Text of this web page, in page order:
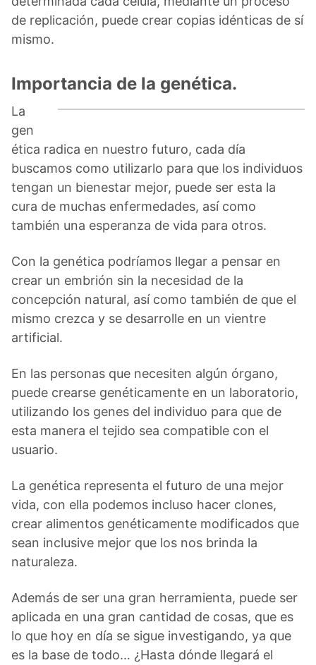
de replicación, puede crear copias idénticas de sí
mismo.
Importancia de la genética.
La
gen
ética radica en nuestro futuro, cada día
buscamos como utilizarlo para que los individuos
tengan un bienestar mejor, puede ser esta la
cura de muchas enfermedades, así como
también una esperanza de vida para otros.
Con la genética podríamos llegar a pensar en
crear un embrión sin la necesidad de la
concepción natural, así como también de que el
mismo crezca y se desarrolle en un vientre
artificial.
En las personas que necesiten algún órgano,
puede crearse genéticamente en un laboratorio,
utilizando los genes del individuo para que de
esta manera el tejido sea compatible con el
usuario.
La genética representa el futuro de una mejor
vida, con ella podemos incluso hacer clones,
crear alimentos genéticamente modificados que
sean inclusive mejor que los nos brinda la
naturaleza.
Además de ser una gran herramienta, puede ser
aplicada en una gran cantidad de cosas, que es
lo que hoy en día se sigue investigando, ya que
es la base de todo… ¿Hasta dónde llegará el